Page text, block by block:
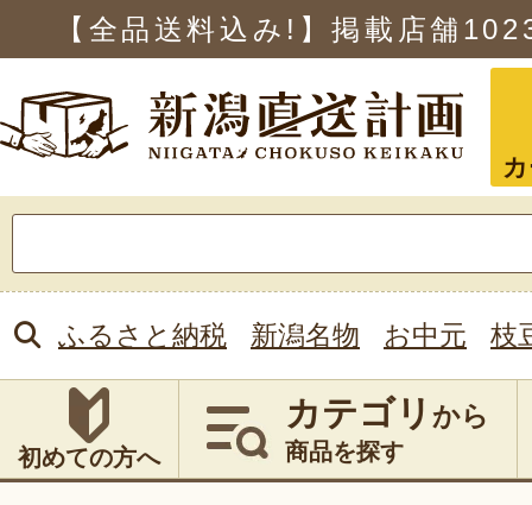
【全品送料込み!】掲載店舗
索:
ふるさと納税 新潟名物 お中元 枝
初めての方へ
カテゴリ から
商品を探す